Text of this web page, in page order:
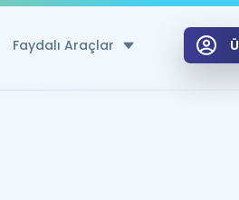
Faydalı Araçlar